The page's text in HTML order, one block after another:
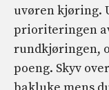
uvøren kjøring.
prioriteringen
rundkjøringen,
poeng. Skyv